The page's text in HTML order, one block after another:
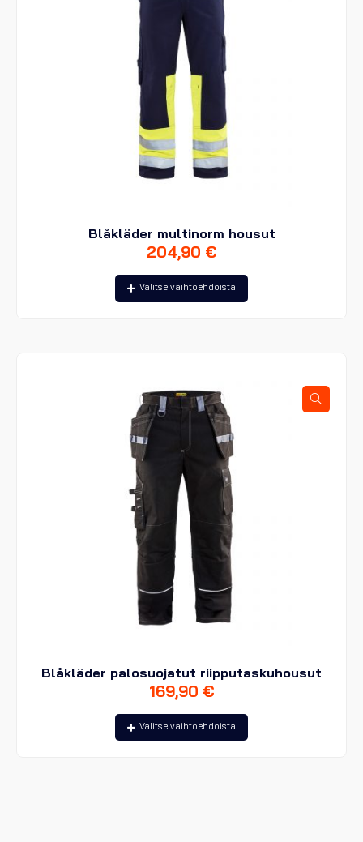
Blåkläder multinorm housut
204,90 €
Valitse vaihtoehdoista
Tällä
tuotteella
Blåkläder palosuojatut riipputaskuhousut
169,90 €
Valitse vaihtoehdoista
Tällä
tuotteella